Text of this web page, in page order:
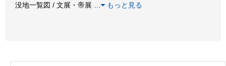
没地一覧図 / 文展・帝展
もっと見る